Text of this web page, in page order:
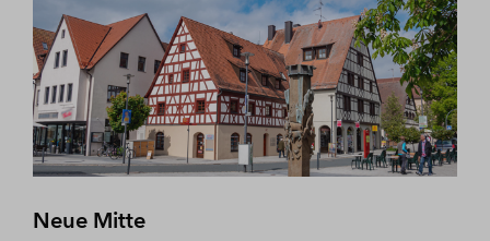
Neue Mitte